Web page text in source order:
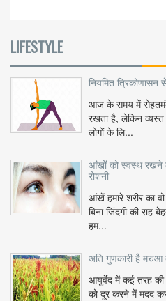
LIFESTYLE
नियमित त्रिकोणासन
आज के समय में
रखता है, लेकिन व्यस्त
लोगों के लि...
आंखों को स्वस्थ रखने
रोशनी
आंखें हमारे शरीर का
बिना जिंदगी की
हम...
अति गुणकारी है मरुआ
आयुर्वेद में कई तरह की
को दूर करने में मदद